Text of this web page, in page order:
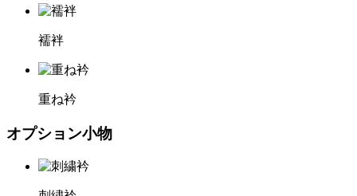
襦袢
重ね衿
オプション小物